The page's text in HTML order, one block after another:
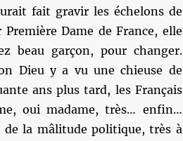
fait gravir les échelons de
Dame de France, elle
beau garçon, pour changer.
Dieu y a vu une chieuse de
ans plus tard, les Français
oui madame, très… enfin…
de la mâlitude politique, très à